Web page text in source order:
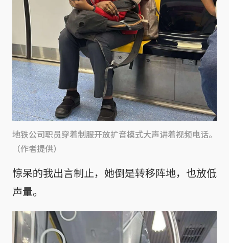
地铁公司职员穿着制服开放扩音模式大声讲着视频电话。
（作者提供）
惊呆的我出言制止，她倒是转移阵地，也放低
声量。